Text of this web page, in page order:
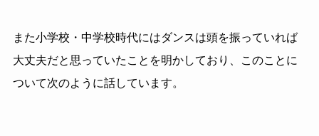
また小学校・中学校時代にはダンスは頭を振っていれば
大丈夫だと思っていたことを明かしており、このことに
ついて次のように話しています。